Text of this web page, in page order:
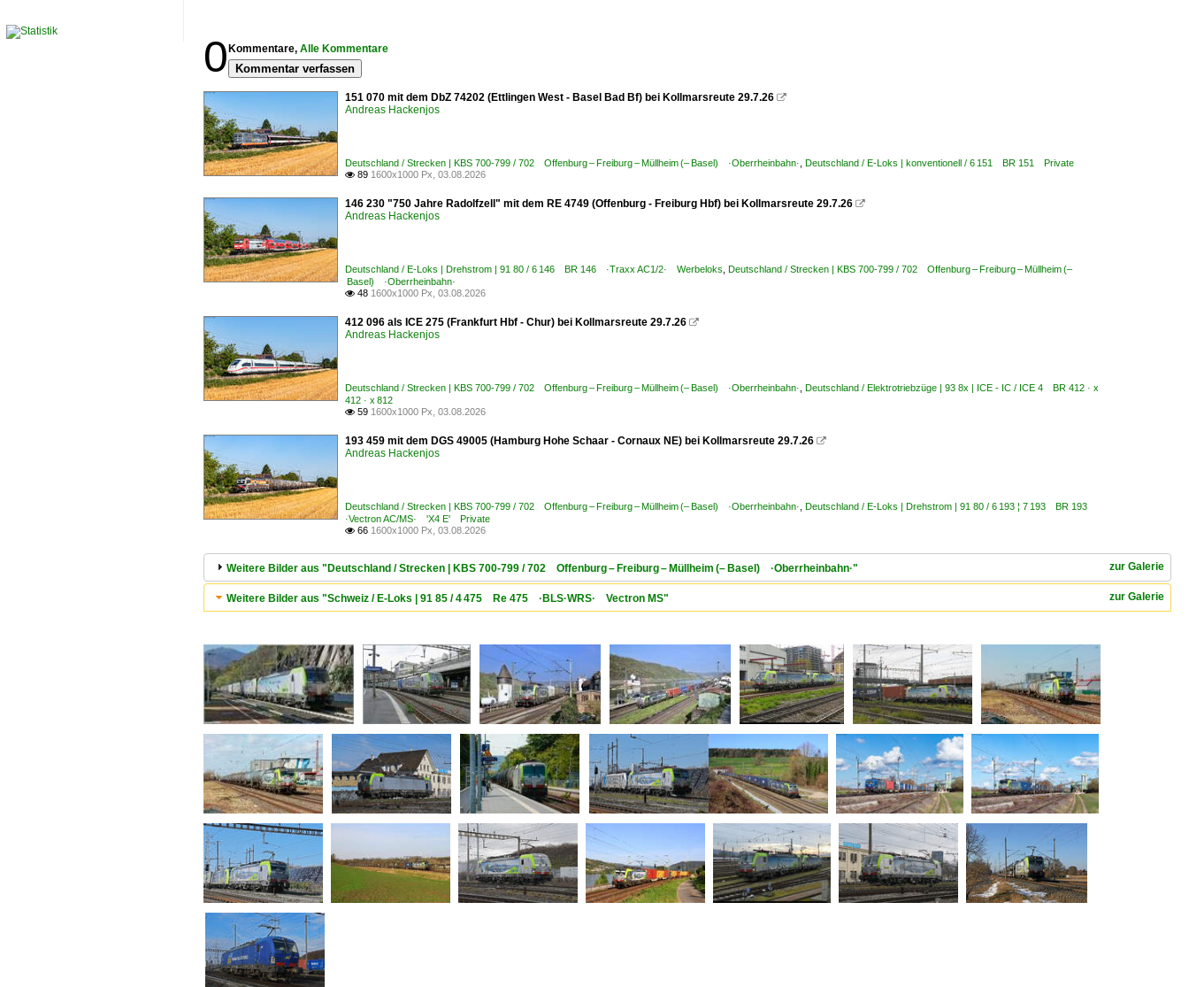
0 Kommentare, Alle Kommentare
Kommentar verfassen
151 070 mit dem DbZ 74202 (Ettlingen West - Basel Bad Bf) bei Kollmarsreute 29.7.26 
Andreas Hackenjos
Deutschland / Strecken | KBS 700-799 / 702 Offenburg – Freiburg – Müllheim (– Basel) ·Oberrheinbahn· Deutschland / E-Loks | konventionell / 6 151 BR 151 Private
 89 1600x1000 Px, 03.08.2026
146 230 "750 Jahre Radolfzell" mit dem RE 4749 (Offenburg - Freiburg Hbf) bei Kollmarsreute 29.7.26 
Andreas Hackenjos
Deutschland / E-Loks | Drehstrom | 91 80 / 6 146 BR 146 ·Traxx AC1/2· Werbeloks Deutschland / Strecken | KBS 700-799 / 702 Offenburg – Freiburg – Müllheim (–
Basel) ·Oberrheinbahn·
 48 1600x1000 Px, 03.08.2026
412 096 als ICE 275 (Frankfurt Hbf - Chur) bei Kollmarsreute 29.7.26 
Andreas Hackenjos
Deutschland / Strecken | KBS 700-799 / 702 Offenburg – Freiburg – Müllheim (– Basel) ·Oberrheinbahn· Deutschland / Elektrotriebzüge | 93 8x | ICE - IC / ICE 4 BR 412 · x
412 · x 812
 59 1600x1000 Px, 03.08.2026
193 459 mit dem DGS 49005 (Hamburg Hohe Schaar - Cornaux NE) bei Kollmarsreute 29.7.26 
Andreas Hackenjos
Deutschland / Strecken | KBS 700-799 / 702 Offenburg – Freiburg – Müllheim (– Basel) ·Oberrheinbahn· Deutschland / E-Loks | Drehstrom | 91 80 / 6 193 ¦ 7 193 BR 193
·Vectron AC/MS· 'X4 E' Private
 66 1600x1000 Px, 03.08.2026
zur Galerie
Weitere Bilder aus "Deutschland / Strecken | KBS 700-799 / 702 Offenburg – Freiburg – Müllheim (– Basel) ·Oberrheinbahn·"
zur Galerie
Weitere Bilder aus "Schweiz / E-Loks | 91 85 / 4 475 Re 475 ·BLS·WRS· Vectron MS"